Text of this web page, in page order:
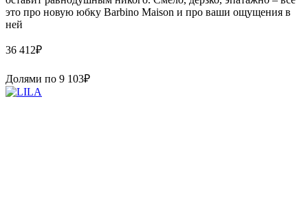
это про новую юбку Barbino Maison и про ваши ощущения в
ней
36 412₽
Долями по 9 103₽